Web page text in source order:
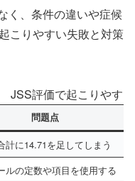
く、条件の違いや症候
こりやすい失敗と対策
JSS評価で起こりやす
問題点
計に14.71を足してしまう
ルの定数や項目を使用する